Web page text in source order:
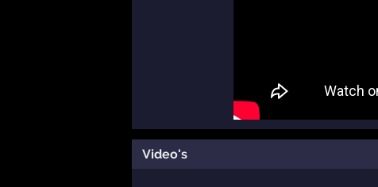
Video's